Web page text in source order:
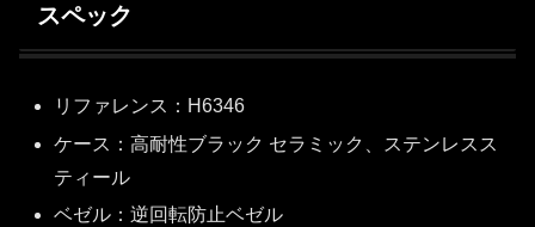
スペック
リファレンス：H6346
ケース：高耐性ブラック セラミック、ステンレスス
ティール
ベゼル：逆回転防止ベゼル